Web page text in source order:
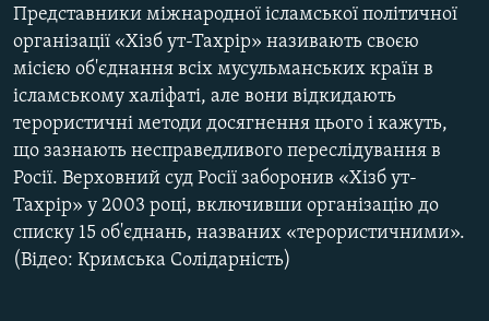
Представники міжнародної ісламської політичної
організації «Хізб ут-Тахрір» називають своєю
місією об'єднання всіх мусульманських країн в
ісламському халіфаті, але вони відкидають
терористичні методи досягнення цього і кажуть,
що зазнають несправедливого переслідування в
Росії. Верховний суд Росії заборонив «Хізб ут-
Тахрір» у 2003 році, включивши організацію до
списку 15 об'єднань, названих «терористичними».
(Відео: Кримська Солідарність)